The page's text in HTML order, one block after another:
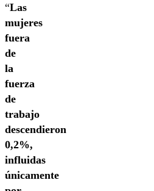
“Las
mujeres
fuera
de
la
fuerza
de
trabajo
descendieron
0,2%,
influidas
únicamente